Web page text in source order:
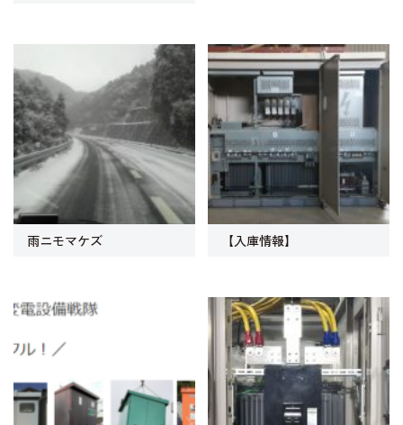
雨ニモマケズ 【入庫情報】